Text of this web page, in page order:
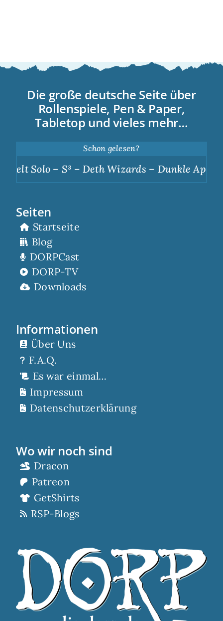
Die große deutsche Seite über
Rollenspiele, Pen & Paper,
Tabletop und vieles mehr…
Schon gelesen?
S³ – Deth Wizards – Dunkle Apotheose |
Seiten
Startseite
Blog
DORPCast
DORP-TV
Downloads
Informationen
Über Uns
F.A.Q.
Es war einmal…
Impressum
Datenschutzerklärung
Wo wir noch sind
Dracon
Patreon
GetShirts
RSP-Blogs